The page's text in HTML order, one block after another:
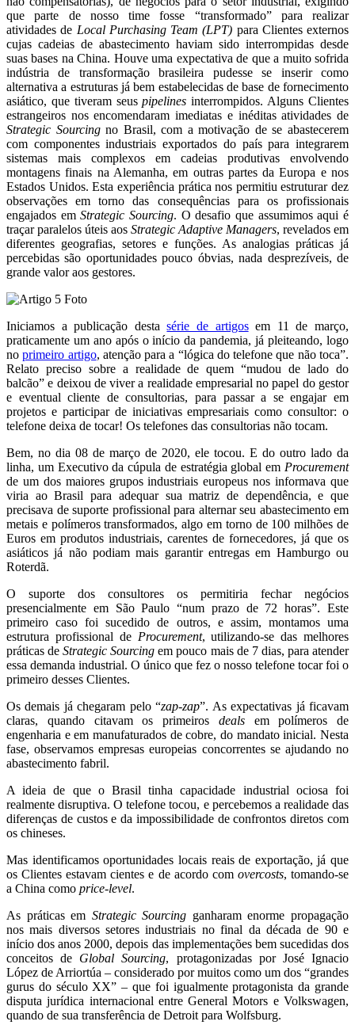
que parte de nosso time fosse “transformado” para realizar
atividades de Local Purchasing Team (LPT) para Clientes externos
cujas cadeias de abastecimento haviam sido interrompidas desde
suas bases na China. Houve uma expectativa de que a muito sofrida
indústria de transformação brasileira pudesse se inserir como
alternativa a estruturas já bem estabelecidas de base de fornecimento
asiático, que tiveram seuspipelines interrompidos. Alguns Clientes
estrangeiros nos encomendaram imediatas e inéditas atividades de
Strategic Sourcingno Brasil, com a motivação de se abastecerem
com componentes industriais exportados do país para integrarem
sistemas mais complexos em cadeias produtivas envolvendo
montagens finais na Alemanha, em outras partes da Europa e nos
Estados Unidos. Esta experiência prática nos permitiu estruturar dez
observações em torno das consequências para os profissionais
engajados emStrategic Sourcing. O desafio que assumimos aqui é
traçar paralelos úteis aos Strategic Adaptive Managers, revelados em
diferentes geografias, setores e funções. As analogias práticas já
percebidas são oportunidades pouco óbvias, nada desprezíveis, de
grande valor aos gestores.
Iniciamos a publicação destasérie de artigosem 11 de março,
praticamente um ano após o início da pandemia, já pleiteando, logo
noprimeiro artigo, atenção para a “lógica do telefone que não toca”.
Relato preciso sobre a realidade de quem “mudou de lado do
balcão” e deixou de viver a realidade empresarial no papel do gestor
e eventual cliente de consultorias, para passar a se engajar em
projetos e participar de iniciativas empresariais como consultor: o
telefone deixa de tocar! Os telefones das consultorias não tocam.
Bem, no dia 08 de março de 2020, ele tocou. E do outro lado da
linha, um Executivo da cúpula de estratégia global em Procurement
de um dos maiores grupos industriais europeus nos informava que
viria ao Brasil para adequar sua matriz de dependência, e que
precisava de suporte profissional para alternar seu abastecimento em
metais e polímeros transformados, algo em torno de 100 milhões de
Euros em produtos industriais, carentes de fornecedores, já que os
asiáticos já não podiam mais garantir entregas em Hamburgo ou
Roterdã.
O suporte dos consultores os permitiria fechar negócios
presencialmente em São Paulo “num prazo de 72 horas”. Este
primeiro caso foi sucedido de outros, e assim, montamos uma
estrutura profissional de Procurement, utilizando-se das melhores
práticas deStrategic Sourcing em pouco mais de 7 dias, para atender
essa demanda industrial. O único que fez o nosso telefone tocar foi o
primeiro desses Clientes.
Os demais já chegaram pelo “zap-zap”. As expectativas já ficavam
claras, quando citavam os primeiros dealsem polímeros de
engenharia e em manufaturados de cobre, do mandato inicial. Nesta
fase, observamos empresas europeias concorrentes se ajudando no
abastecimento fabril.
A ideia de que o Brasil tinha capacidade industrial ociosa foi
realmente disruptiva. O telefone tocou, e percebemos a realidade das
diferenças de custos e da impossibilidade de confrontos diretos com
os chineses.
Mas identificamos oportunidades locais reais de exportação, já que
os Clientes estavam cientes e de acordo com overcosts, tomando-se
a China como price-level.
As práticas em Strategic Sourcing ganharam enorme propagação
nos mais diversos setores industriais no final da década de 90 e
início dos anos 2000, depois das implementações bem sucedidas dos
conceitos de Global Sourcing, protagonizadas por José Ignacio
López de Arriortúa – considerado por muitos como um dos “grandes
gurus do século XX” – que foi igualmente protagonista da grande
disputa jurídica internacional entre General Motors e Volkswagen,
quando de sua transferência de Detroit para Wolfsburg.